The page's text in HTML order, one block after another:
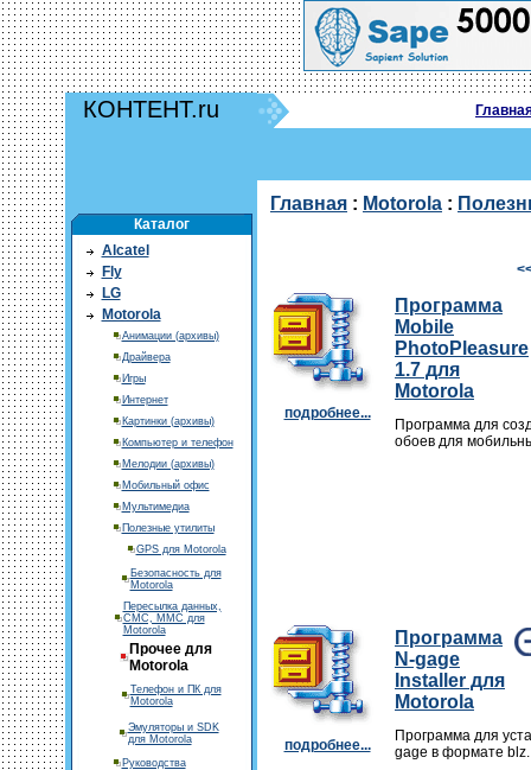
КОНТЕНТ.ru
Каталог
Alcatel
Fly
LG
Motorola
Анимации (архивы)
Драйвера
Игры
Интернет
Картинки (архивы)
Компьютер и телефон
Мелодии (архивы)
Мобильный офис
Мультимедиа
Полезные утилиты
GPS для Motorola
Безопасность для
Motorola
Пересылка данных,
СМС, ММС для
Motorola
Прочее для
Motorola
Телефон и ПК для
Motorola
Эмуляторы и SDK
для Motorola
Руководства
Главная : Motorola :
подробнее...
Программа
Mobile
PhotoPleasure
1.7 для
Motorola
Программа для
обоев для
подробнее...
Программа
N-gage
Installer для
Motorola
Программа для
gage в формате blz.